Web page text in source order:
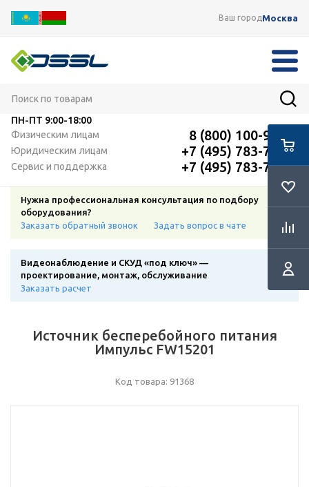
Ваш городМосква
ПН-ПТ 9:00-18:00
Физическим лицам
8 (800) 100-91-12
Юридическим лицам +7 (495) 783-72-87
Сервис и поддержка +7 (495) 783-72-87
Нужна профессиональная консультация по подбору
оборудования?
Заказать обратный звонок
Задать вопрос в чате
Видеонаблюдение и СКУД «под ключ» —
проектирование, монтаж, обслуживание
Заказать расчет
Источник бесперебойного питания
Импульс FW15201
Код товара: 91368